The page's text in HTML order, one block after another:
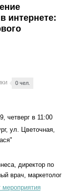
интернете:
0 чел.
четверг в 11:00
ул. Цветочная,
директор по
врач, маркетолог
мероприятия